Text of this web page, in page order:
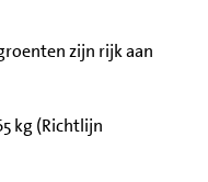
zijn rijk aan
kg (Richtlijn